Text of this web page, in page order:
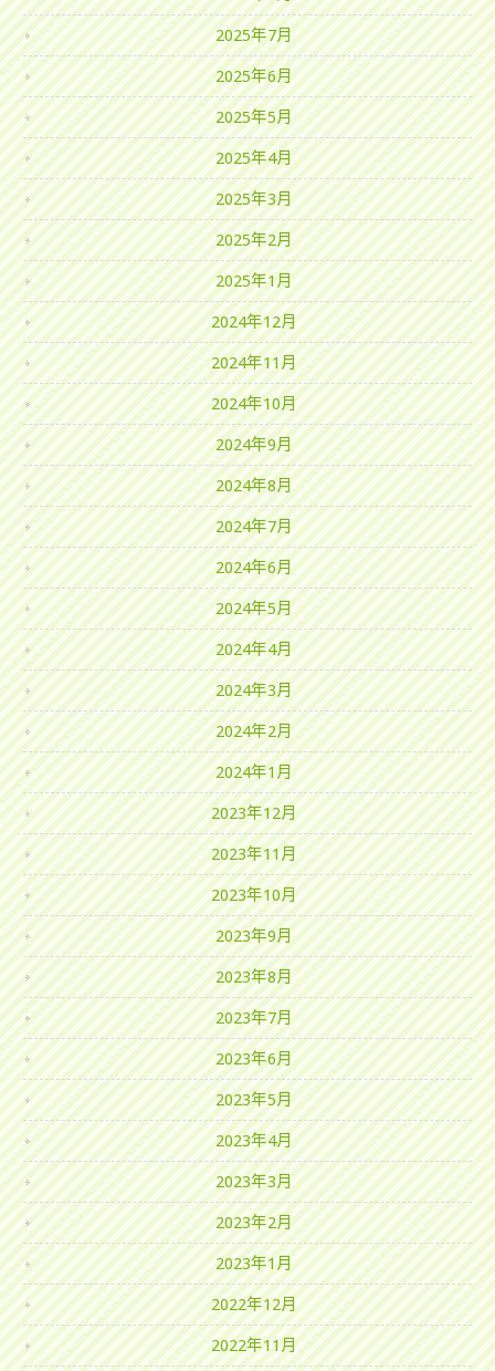
2025年7月
2025年6月
2025年5月
2025年4月
2025年3月
2025年2月
2025年1月
2024年12月
2024年11月
2024年10月
2024年9月
2024年8月
2024年7月
2024年6月
2024年5月
2024年4月
2024年3月
2024年2月
2024年1月
2023年12月
2023年11月
2023年10月
2023年9月
2023年8月
2023年7月
2023年6月
2023年5月
2023年4月
2023年3月
2023年2月
2023年1月
2022年12月
2022年11月